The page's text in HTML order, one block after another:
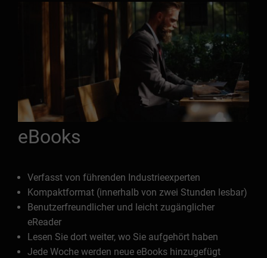
eBooks
Verfasst von führenden Industrieexperten
Kompaktformat (innerhalb von zwei Stunden lesbar)
Benutzerfreundlicher und leicht zugänglicher
eReader
Lesen Sie dort weiter, wo Sie aufgehört haben
Jede Woche werden neue eBooks hinzugefügt